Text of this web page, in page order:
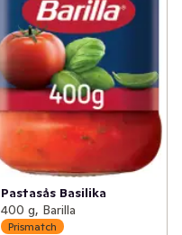
Pastasås Basilika
400 g, Barilla
Prismatch